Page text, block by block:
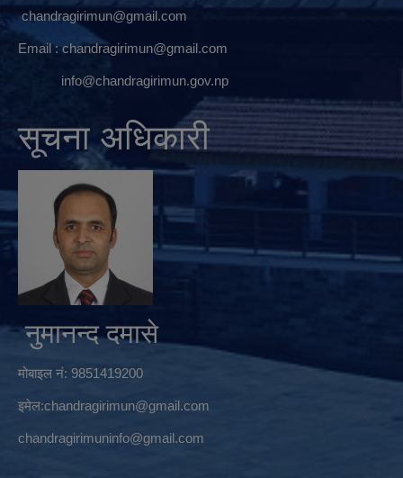
chandragirimun@gmail.com
Email :chandragirimun@gmail.com
info@chandragirimun.gov.np
सूचना अधिकारी
नुमानन्द दमासे
मोबाइल नं: 9851419200
इमेल:chandragirimun@gmail.com
chandragirimuninfo@gmail.com